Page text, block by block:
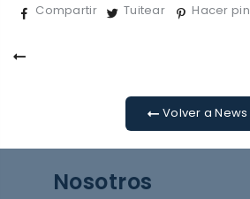
Compartir Tuitear Hacer pin
Volver a News
Nosotros